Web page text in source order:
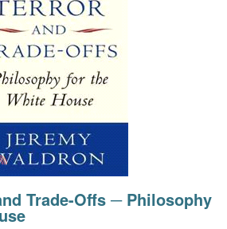
Trade-Offs ─ Philosophy